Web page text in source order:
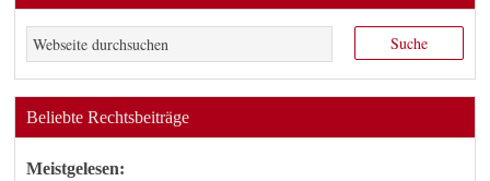
Beliebte Rechtsbeiträge
Meistgelesen: